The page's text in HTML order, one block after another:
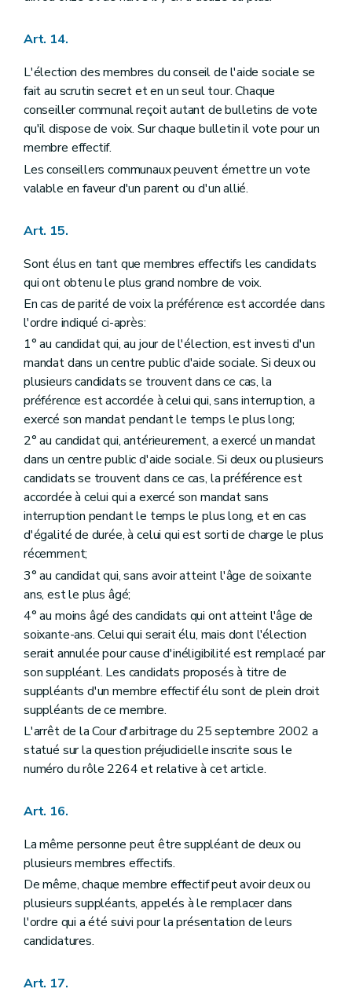
Art. 14.
L'élection des membres du conseil de l'aide sociale se
fait au scrutin secret et en un seul tour. Chaque
conseiller communal reçoit autant de bulletins de vote
qu'il dispose de voix. Sur chaque bulletin il vote pour un
membre effectif.
Les conseillers communaux peuvent émettre un vote
valable en faveur d'un parent ou d'un allié.
Art. 15.
Sont élus en tant que membres effectifs les candidats
qui ont obtenu le plus grand nombre de voix.
En cas de parité de voix la préférence est accordée dans
l'ordre indiqué ci-après:
1° au candidat qui, au jour de l'élection, est investi d'un
mandat dans un centre public d'aide sociale. Si deux ou
plusieurs candidats se trouvent dans ce cas, la
préférence est accordée à celui qui, sans interruption, a
exercé son mandat pendant le temps le plus long;
2° au candidat qui, antérieurement, a exercé un mandat
dans un centre public d'aide sociale. Si deux ou plusieurs
candidats se trouvent dans ce cas, la préférence est
accordée à celui qui a exercé son mandat sans
interruption pendant le temps le plus long, et en cas
d'égalité de durée, à celui qui est sorti de charge le plus
récemment;
3° au candidat qui, sans avoir atteint l'âge de soixante
ans, est le plus âgé;
4° au moins âgé des candidats qui ont atteint l'âge de
soixante-ans. Celui qui serait élu, mais dont l'élection
serait annulée pour cause d'inéligibilité est remplacé par
son suppléant. Les candidats proposés à titre de
suppléants d'un membre effectif élu sont de plein droit
suppléants de ce membre.
L'arrêt de la Cour d'arbitrage du 25 septembre 2002 a
statué sur la question préjudicielle inscrite sous le
numéro du rôle 2264 et relative à cet article.
Art. 16.
La même personne peut être suppléant de deux ou
plusieurs membres effectifs.
De même, chaque membre effectif peut avoir deux ou
plusieurs suppléants, appelés à le remplacer dans
l'ordre qui a été suivi pour la présentation de leurs
candidatures.
Art. 17.